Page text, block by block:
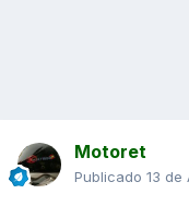
Motoret
Publicado 13 de